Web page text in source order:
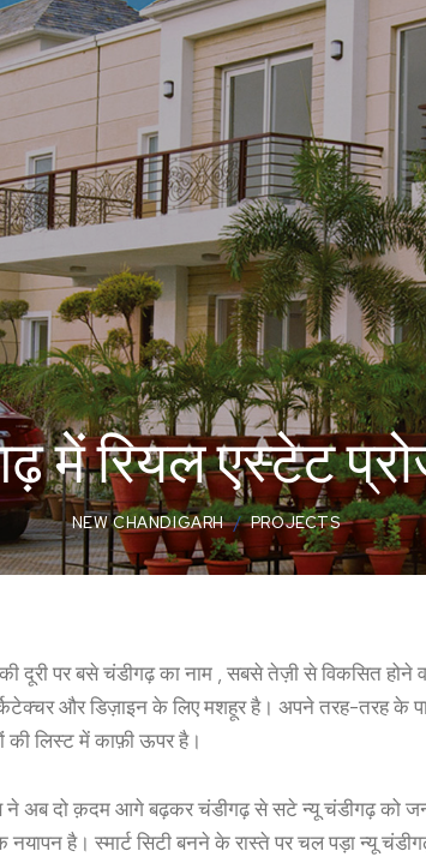
में रियल एस्टेट
NEW CHANDIGARH PROJECTS
दूरी पर बसे चंडीगढ़ का नाम , सबसे तेज़ी से विकसित होने
और डिज़ाइन के लिए मशहूर है। अपने तरह-तरह के
लिस्ट में काफ़ी ऊपर है।
अब दो क़दम आगे बढ़कर चंडीगढ़ से सटे न्यू चंडीगढ़ को
है। स्मार्ट सिटी बनने के रास्ते पर चल पड़ा न्यू